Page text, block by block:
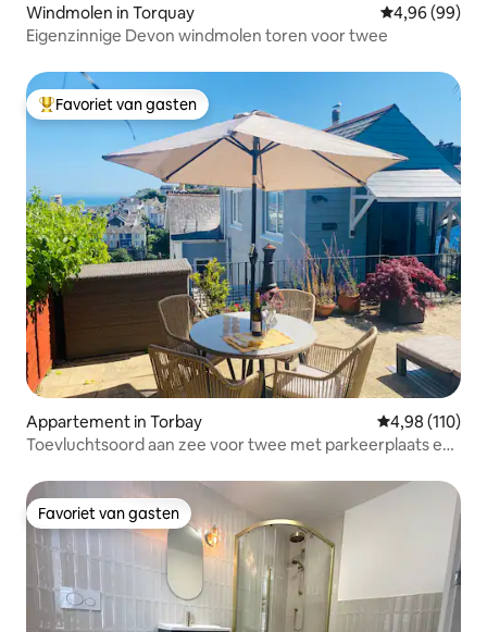
Windmolen in Torquay Gemiddelde
4,96 (99)
Eigenzinnige Devon windmolen toren voor twee
Topfavoriet van gasten
Favoriet van gasten
Appartement in Torbay Gemiddelde
4,98 (110)
Toevluchtsoord aan zee voor twee met parkeerplaats en
Favoriet van gasten
Favoriet van gasten